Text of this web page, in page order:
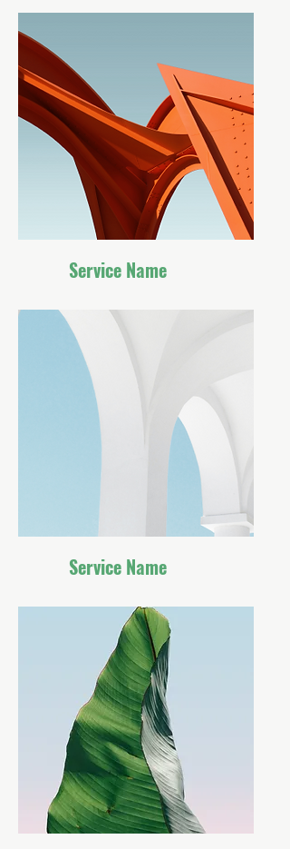
Service Name
Service Name